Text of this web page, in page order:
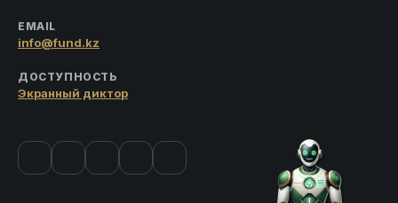
EMAIL
info@fund.kz
ДОСТУПНОСТЬ
Экранный диктор